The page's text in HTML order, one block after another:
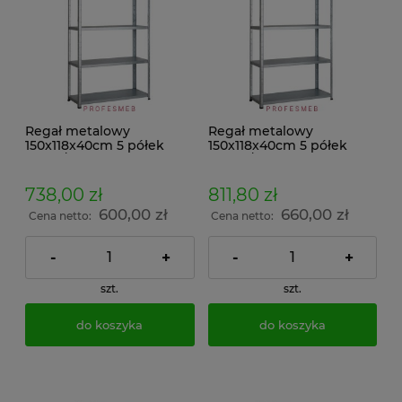
Regał metalowy
150x118x40cm 5 półek
dokumenty w archiwum i
do magazynu
738,00 zł
Cena netto: 600,00 zł
- +
szt.
do koszyka
Regał metalowy
150x118x40cm 5 półek
dokumenty w archiwum i
do magazynu
811,80 zł
Cena netto: 660,00 zł
- +
szt.
do koszyka